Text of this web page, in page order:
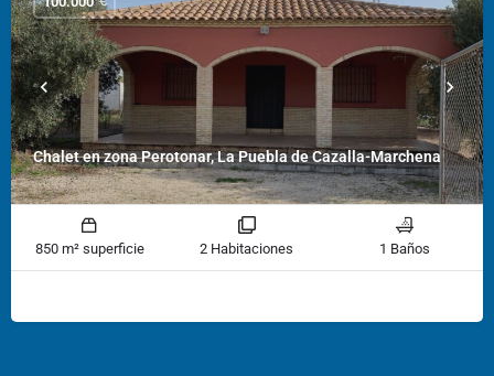
Chalet en zona Perotonar, La Puebla de Cazalla-Marchena
850 m² superficie 2 Habitaciones 1 Baños